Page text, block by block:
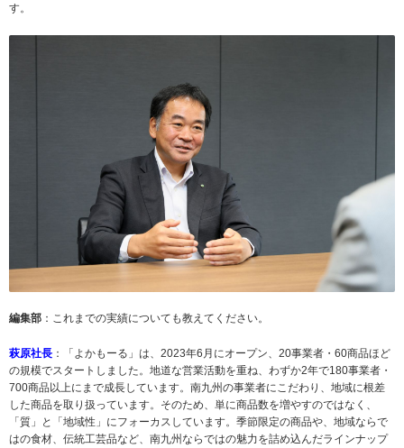
す。
編集部 ：これまでの実績についても教えてください。
萩原社長 ：「よかもーる」は、2023年6月にオープン、20事業者・60商品ほど
の規模でスタートしました。地道な営業活動を重ね、わずか2年で180事業者・
700商品以上にまで成長しています。南九州の事業者にこだわり、地域に根差
した商品を取り扱っています。そのため、単に商品数を増やすのではなく、
「質」と「地域性」にフォーカスしています。季節限定の商品や、地域ならで
はの食材、伝統工芸品など、南九州ならではの魅力を詰め込んだラインナップ